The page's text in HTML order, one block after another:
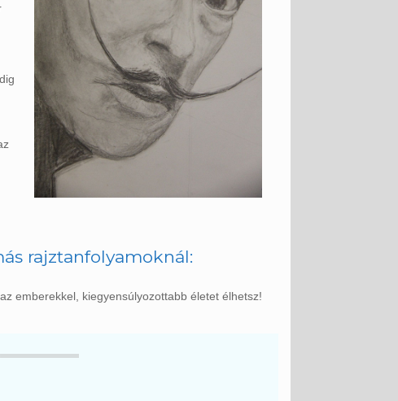
rajztanfolyamoknál:
emberekkel, kiegyensúlyozottabb életet élhetsz!